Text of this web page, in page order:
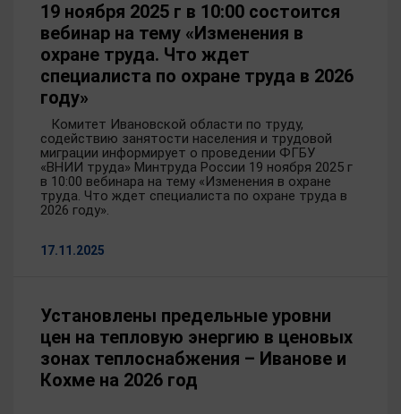
19 ноября 2025 г в 10:00 состоится
вебинар на тему «Изменения в
охране труда. Что ждет
специалиста по охране труда в 2026
году»
Комитет Ивановской области по труду,
содействию занятости населения и трудовой
миграции информирует о проведении ФГБУ
«ВНИИ труда» Минтруда России 19 ноября 2025 г
в 10:00 вебинара на тему «Изменения в охране
труда. Что ждет специалиста по охране труда в
2026 году».
17.11.2025
Установлены предельные уровни
цен на тепловую энергию в ценовых
зонах теплоснабжения – Иванове и
Кохме на 2026 год